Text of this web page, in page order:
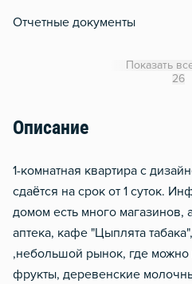
Отчетные документы
Показать
26
Описание
1-комнатная квартира с
сдаётся на срок от 1 суток.
домом есть много магазинов,
аптека, кафе "Цыплята
,небольшой рынок, где
фрукты, деревенские